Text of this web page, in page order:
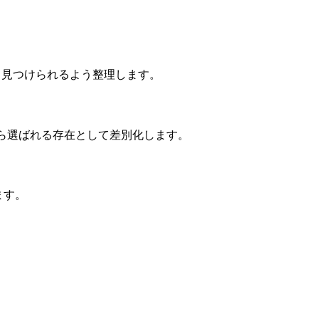
つけられるよう整理します。
ばれる存在として差別化します。
。